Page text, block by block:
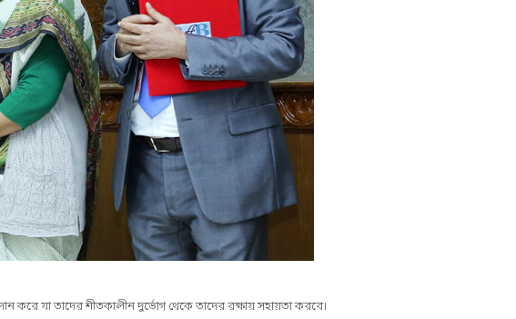
করে যা তাদের শীতকালীন দুর্ভোগ থেকে তাদের রক্ষায় সহায়তা করবে।